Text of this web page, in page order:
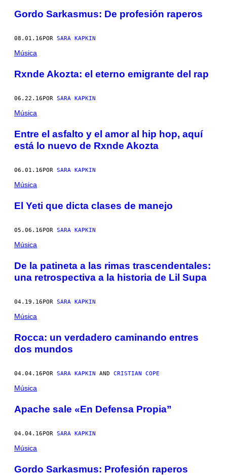
Gordo Sarkasmus: De profesión raperos
08.01.16POR SARA KAPKIN
Música
Rxnde Akozta: el eterno emigrante del rap
06.22.16POR SARA KAPKIN
Música
Entre el asfalto y el amor al hip hop, aquí
está lo nuevo de Rxnde Akozta
06.01.16POR SARA KAPKIN
Música
El Yeti que dicta clases de manejo
05.06.16POR SARA KAPKIN
Música
De la patineta a las rimas trascendentales:
una retrospectiva a la historia de Lil Supa
04.19.16POR SARA KAPKIN
Música
Rocca: un verdadero caminando entres
dos mundos
04.04.16POR SARA KAPKIN AND CRISTIAN COPE
Música
Apache sale «En Defensa Propia”
04.04.16POR SARA KAPKIN
Música
Gordo Sarkasmus: Profesión raperos